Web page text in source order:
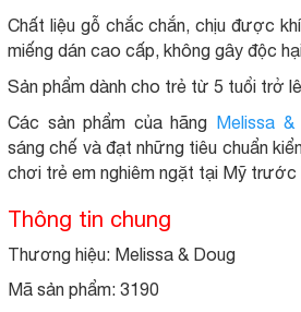
Chất liệu gỗ chắc chắn, chịu được
miếng dán cao cấp, không gây độc
Sản phẩm dành cho trẻ từ 5 tuổi trở
Các sản phẩm của hãng Melissa &
sáng chế và đạt những tiêu chuẩn
chơi trẻ em nghiêm ngặt tại Mỹ
Thông tin chung
Thương hiệu: Melissa & Doug
Mã sản phẩm: 3190